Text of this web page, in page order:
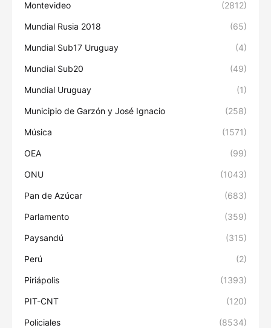
Montevideo (2812)
Mundial Rusia 2018 (65)
Mundial Sub17 Uruguay (4)
Mundial Sub20 (49)
Mundial Uruguay (1)
Municipio de Garzón y José Ignacio (258)
Música (1571)
OEA (99)
ONU (1043)
Pan de Azúcar (683)
Parlamento (359)
Paysandú (315)
Perú (2)
Piriápolis (1393)
PIT-CNT (120)
Policiales (8534)